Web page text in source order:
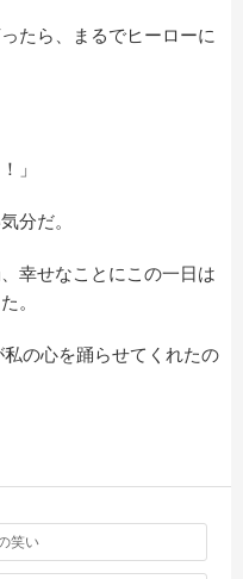
たら、まるでヒーローに
」
分だ。
幸せなことにこの一日は
。
の心を踊らせてくれたの
笑い